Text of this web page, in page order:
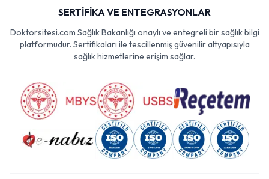
SERTİFİKA VE ENTEGRASYONLAR
Doktorsitesi.com Sağlık Bakanlığı onaylı ve entegreli bir sağlık bilgi
platformudur. Sertifikaları ile tescillenmiş güvenilir altyapısıyla
sağlık hizmetlerine erişim sağlar.